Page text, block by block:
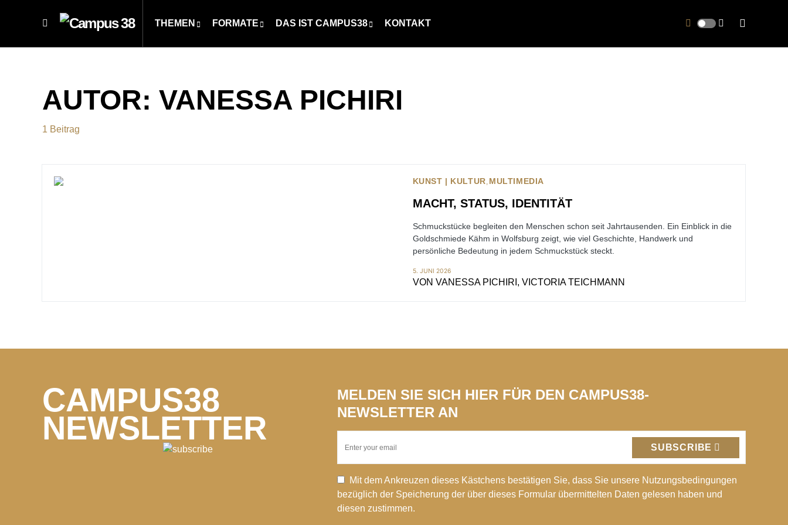
THEMEN FORMATE DAS IST CAMPUS38 KONTAKT
AUTOR: VANESSA PICHIRI
1 Beitrag
KUNST | KULTUR MULTIMEDIA
MACHT, STATUS, IDENTITÄT
Schmuckstücke begleiten den Menschen schon seit Jahrtausenden. Ein Einblick in die
Goldschmiede Kähm in Wolfsburg zeigt, wie viel Geschichte, Handwerk und
persönliche Bedeutung in jedem Schmuckstück steckt.
5. JUNI 2026
VON VANESSA PICHIRI, VICTORIA TEICHMANN
CAMPUS38
NEWSLETTER
MELDEN SIE SICH HIER FÜR DEN CAMPUS38-
NEWSLETTER AN
SUBSCRIBE
Mit dem Ankreuzen dieses Kästchens bestätigen Sie, dass Sie unsere Nutzungsbedingungen
bezüglich der Speicherung der über dieses Formular übermittelten Daten gelesen haben und
diesen zustimmen.